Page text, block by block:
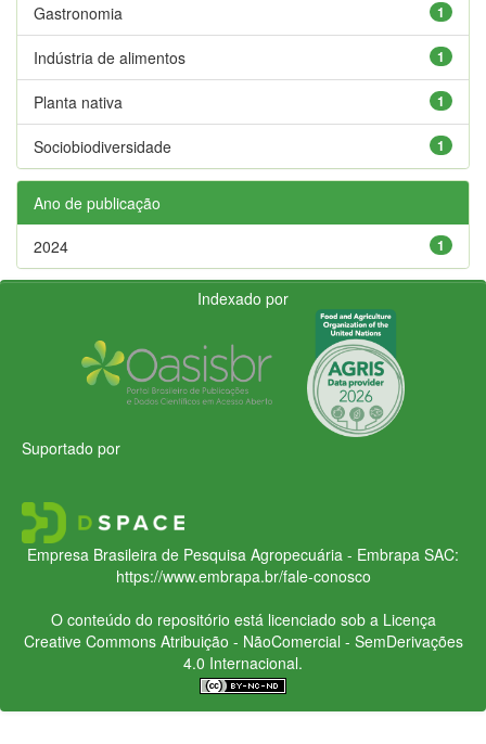
1
Gastronomia
1
Indústria de alimentos
1
Planta nativa
1
Sociobiodiversidade
Ano de publicação
1
2024
Indexado por
Suportado por
Empresa Brasileira de Pesquisa Agropecuária - Embrapa SAC:
https://www.embrapa.br/fale-conosco
O conteúdo do repositório está licenciado sob a Licença
Creative CommonsAtribuição - NãoComercial - SemDerivações
4.0 Internacional.